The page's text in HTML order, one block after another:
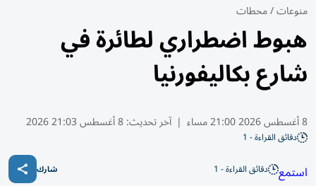
منوعات/محطات
هبوط اضطراري لطائرة في
شارع بكاليفورنيا
8 أغسطس 2026 21:00 مساء | آخر تحديث:8 أغسطس 21:03 2026
دقائق القراءة - 1
استمع دقائق القراءة - 1 شارك